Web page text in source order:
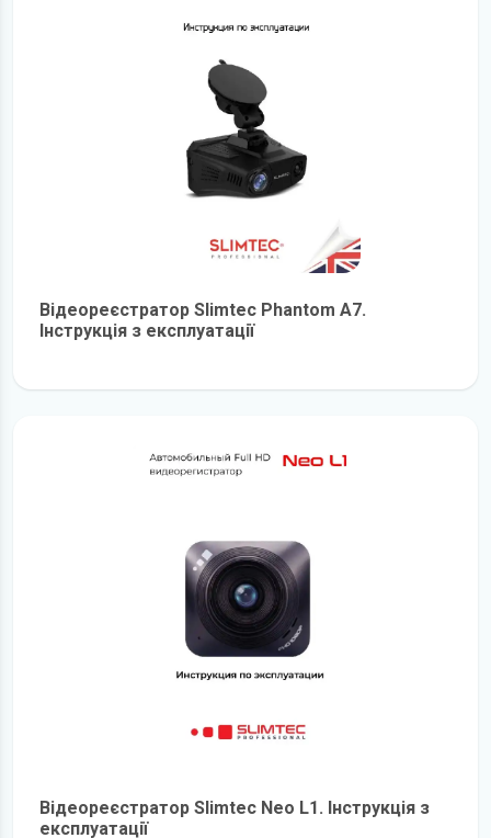
Відеореєстратор Slimtec Phantom A7.
Інструкція з експлуатації
Відеореєстратор Slimtec Neo L1. Інструкція з
експлуатації